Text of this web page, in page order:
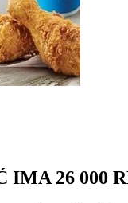
26 000